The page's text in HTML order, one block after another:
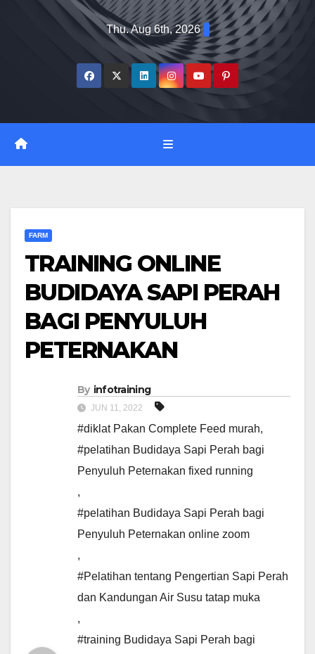
Thu. Aug 6th, 2026
FARM
TRAINING ONLINE
BUDIDAYA SAPI PERAH
BAGI PENYULUH
PETERNAKAN
By infotraining
JUN 11, 2022
#diklat Pakan Complete Feed murah,
#pelatihan Budidaya Sapi Perah bagi
Penyuluh Peternakan fixed running
,
#pelatihan Budidaya Sapi Perah bagi
Penyuluh Peternakan online zoom
,
#Pelatihan tentang Pengertian Sapi Perah
dan Kandungan Air Susu tatap muka
,
#training Budidaya Sapi Perah bagi